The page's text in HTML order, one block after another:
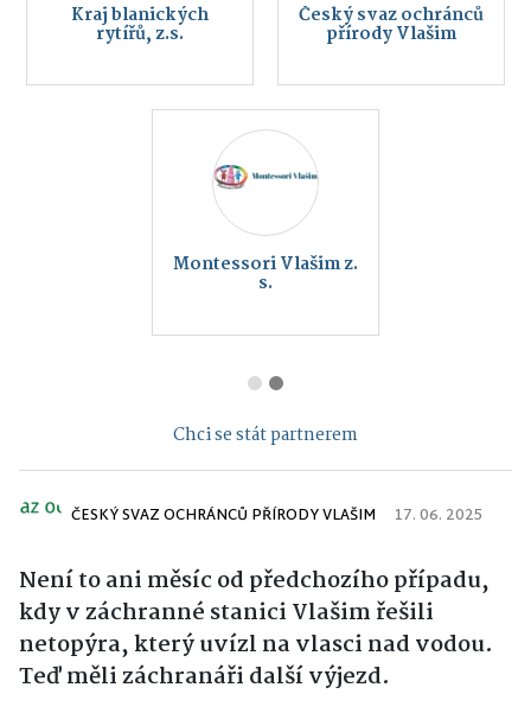
Kraj blanických
rytířů, z.s.
Český svaz ochránců
přírody Vlašim
Montessori Vlašim z.
s.
Chci se stát partnerem
ČESKÝ SVAZ OCHRÁNCŮ PŘÍRODY VLAŠIM 17. 06. 2025
Není to ani měsíc od předchozího případu,
kdy v záchranné stanici Vlašim řešili
netopýra, který uvízl na vlasci nad vodou.
Teď měli záchranáři další výjezd.